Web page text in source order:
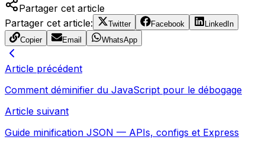
Partager cet article
Partager cet article: Twitter Facebook
LinkedIn
Copier
Email WhatsApp
Article précédent
Comment déminifier du JavaScript pour le débogage
Article suivant
Guide minification JSON — APIs, configs et Express